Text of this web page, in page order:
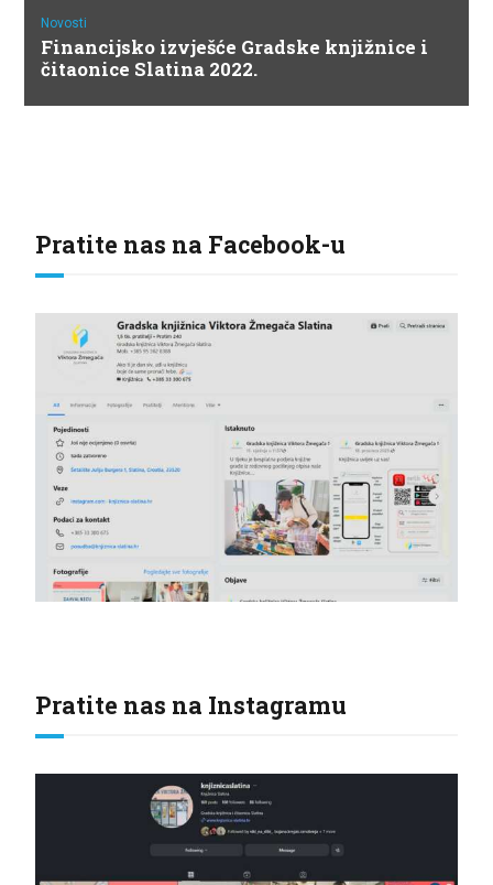
Novosti
Financijsko izvješće Gradske knjižnice i
čitaonice Slatina 2022.
Pratite nas na Facebook-u
Pratite nas na Instagramu